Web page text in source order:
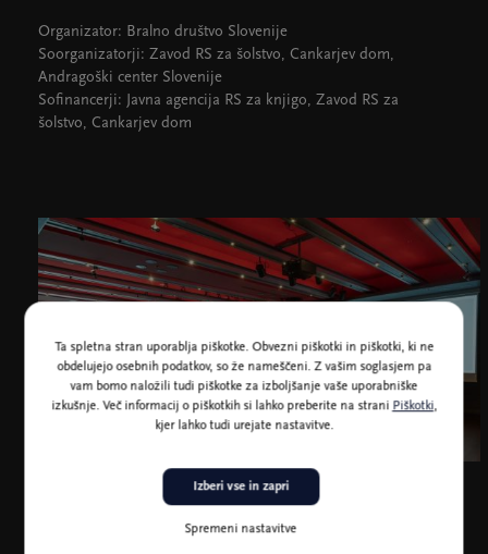
Organizator: Bralno društvo Slovenije
Soorganizatorji: Zavod RS za šolstvo, Cankarjev dom,
Andragoški center Slovenije
Sofinancerji: Javna agencija RS za knjigo, Zavod RS za
šolstvo, Cankarjev dom
Ta spletna stran uporablja piškotke. Obvezni piškotki in piškotki, ki ne
obdelujejo osebnih podatkov, so že nameščeni. Z vašim soglasjem pa
vam bomo naložili tudi piškotke za izboljšanje vaše uporabniške
izkušnje. Več informacij o piškotkih si lahko preberite na strani Piškotki,
kjer lahko tudi urejate nastavitve.
Spremeni nastavitve
Izberi vse in zapri